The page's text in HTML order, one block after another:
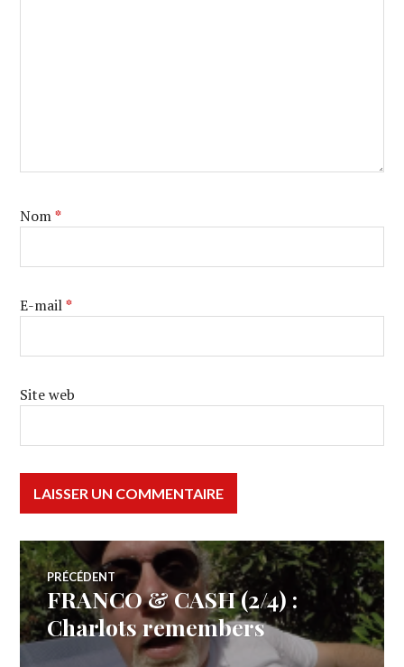
Nom*
E-mail*
Site web
Navigation
de
PRÉCÉDENT
Article
précédent :
FRANCO & CASH (2/4) :
Charlots remembers